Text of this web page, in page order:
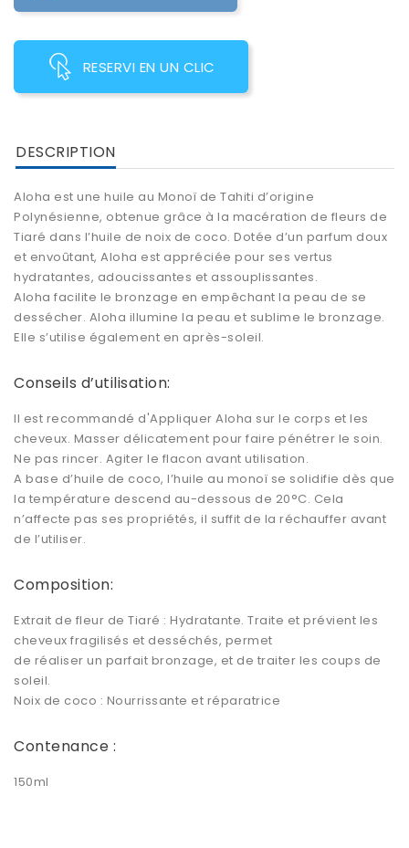
RESERVI EN UN CLIC
DESCRIPTION
Aloha est une huile au Monoï de Tahiti d’origine
Polynésienne, obtenue grâce à la macération de fleurs de
Tiaré dans l’huile de noix de coco. Dotée d’un parfum doux
et envoûtant, Aloha est appréciée pour ses vertus
hydratantes, adoucissantes et assouplissantes.
Aloha facilite le bronzage en empêchant la peau de se
dessécher. Aloha illumine la peau et sublime le bronzage.
Elle s’utilise également en après-soleil.
Conseils d’utilisation:
Il est recommandé d'Appliquer Aloha sur le corps et les
cheveux. Masser délicatement pour faire pénétrer le soin.
Ne pas rincer. Agiter le flacon avant utilisation.
A base d’huile de coco, l’huile au monoï se solidifie dès que
la température descend au-dessous de 20°C. Cela
n’affecte pas ses propriétés, il suffit de la réchauffer avant
de l’utiliser.
Composition:
Extrait de fleur de Tiaré : Hydratante. Traite et prévient les
cheveux fragilisés et desséchés, permet
de réaliser un parfait bronzage, et de traiter les coups de
soleil.
Noix de coco : Nourrissante et réparatrice
Contenance :
150ml